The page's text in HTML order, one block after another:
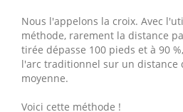
Nous l'appelons la croix. Avec
méthode, rarement la distance
tirée dépasse 100 pieds et à 90
l'arc traditionnel sur un distance
moyenne.
Voici cette méthode !